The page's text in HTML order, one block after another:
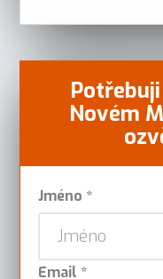
Novém
Jméno *
Email *